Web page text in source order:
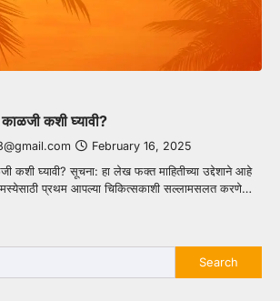
काळजी कशी घ्यावी?
February 16, 2025
कशी घ्यावी? सूचना: हा लेख फक्त माहितीच्या उद्देशाने आहे
प्रथम आपल्या चिकित्सकाशी सल्लामसलत करणे…
Search